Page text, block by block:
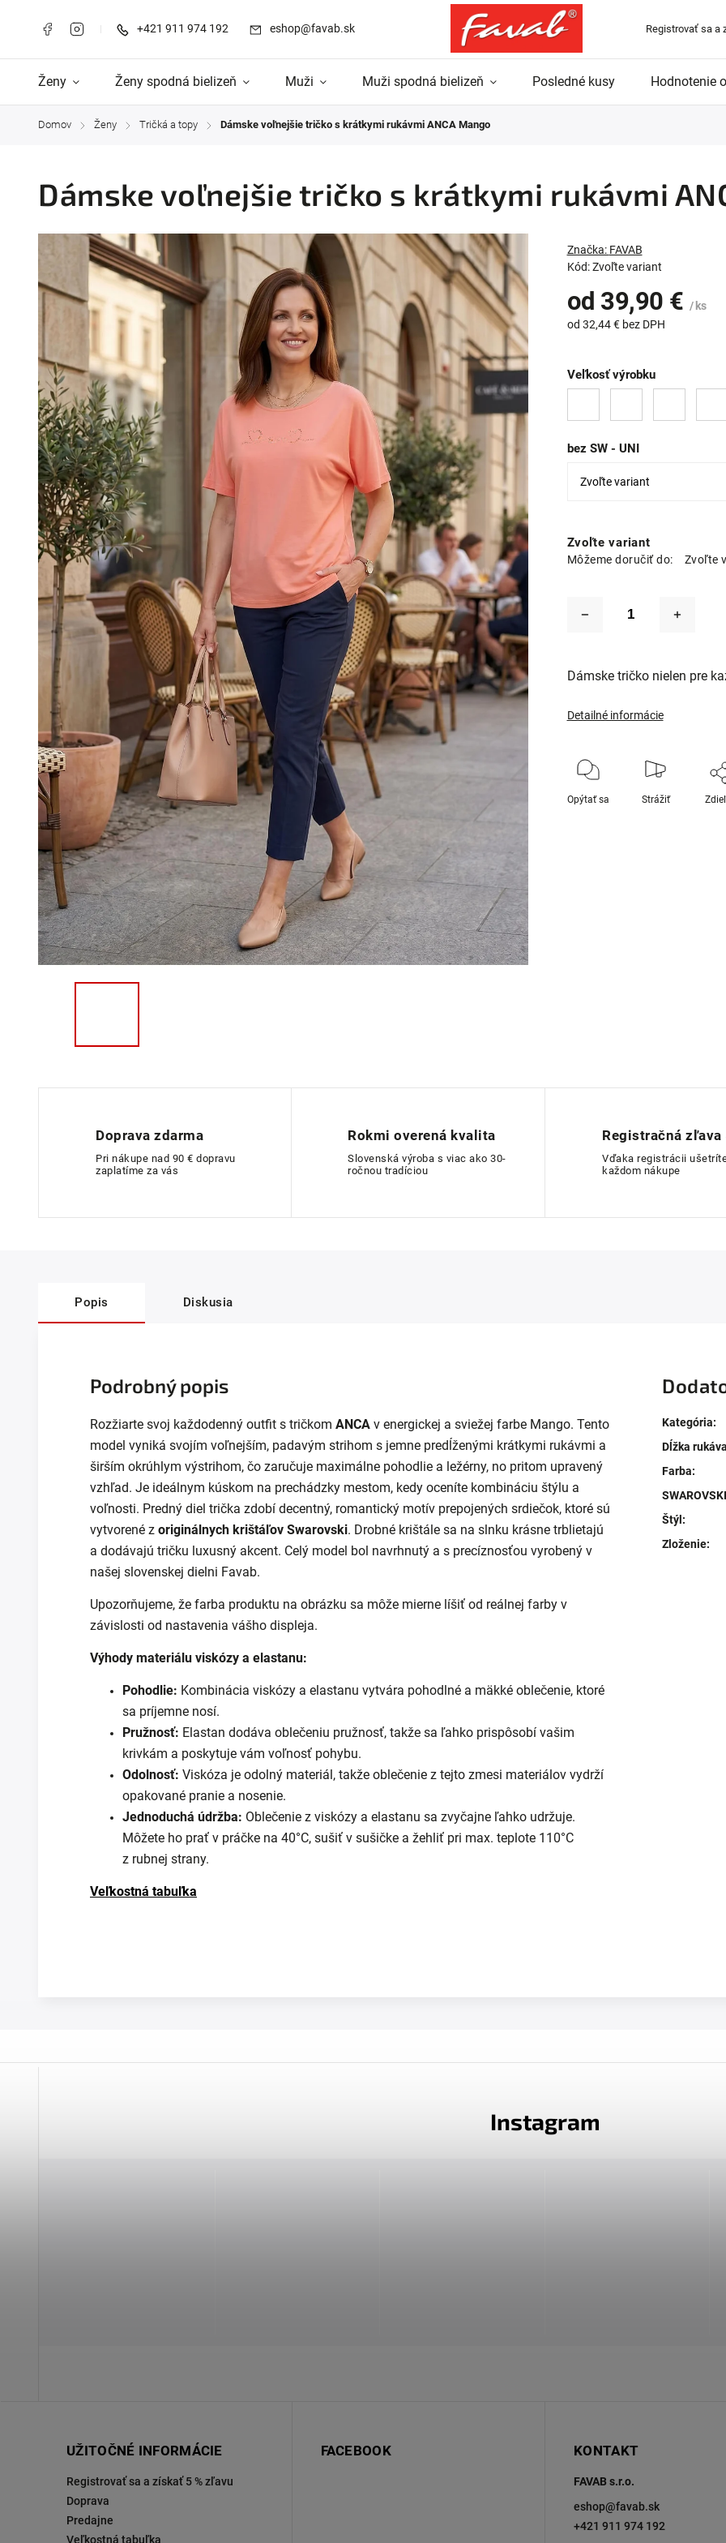
+421 911 974 192 eshop@favab.sk Registrovať sa a
Ženy Ženy spodná bielizeň Muži Muži spodná bielizeň Posledné kusy Hodnotenie
Domov / Ženy / Tričká a topy / Dámske voľnejšie tričko s krátkymi rukávmi ANCA Mango
Dámske voľnejšie tričko s krátkymi rukávmi
Kód: Zvoľte variant
Značka: FAVAB
od 39,90 € / ks
od 32,44 €bez DPH
Zvoľte variant
Môžeme doručiť do: Zvoľte
Veľkosť výrobku
bez SW - UNI
Dámske tričko nielen pre
Detailné informácie
Opýtať sa Strážiť
Doprava zdarma
Pri nákupe nad 90 € dopravu
zaplatíme za vás
Rokmi overená kvalita
Slovenská výroba s viac ako 30-
ročnou tradíciou
Registračná zľava
Vďaka registrácii
každom nákupe
Popis Diskusia
Podrobný popis
Rozžiarte svoj každodenný outfit s tričkom ANCA v energickej a sviežej farbe Mango. Tento
model vyniká svojím voľnejším, padavým strihom s jemne predĺženými krátkymi rukávmi a
širším okrúhlym výstrihom, čo zaručuje maximálne pohodlie a ležérny, no pritom upravený
vzhľad. Je ideálnym kúskom na prechádzky mestom, kedy oceníte kombináciu štýlu a
voľnosti. Predný diel trička zdobí decentný, romantický motív prepojených srdiečok, ktoré sú
vytvorené z originálnych krištáľov Swarovski. Drobné krištále sa na slnku krásne trblietajú
a dodávajú tričku luxusný akcent. Celý model bol navrhnutý a s precíznosťou vyrobený v
našej slovenskej dielni Favab.
Upozorňujeme, že farba produktu na obrázku sa môže mierne líšiť od reálnej farby v
závislosti od nastavenia vášho displeja.
Výhody materiálu viskózy a elastanu:
Pohodlie: Kombinácia viskózy a elastanu vytvára pohodlné a mäkké oblečenie, ktoré
sa príjemne nosí.
Pružnosť: Elastan dodáva oblečeniu pružnosť, takže sa ľahko prispôsobí vašim
krivkám a poskytuje vám voľnosť pohybu.
Odolnosť: Viskóza je odolný materiál, takže oblečenie z tejto zmesi materiálov vydrží
opakované pranie a nosenie.
Jednoduchá údržba: Oblečenie z viskózy a elastanu sa zvyčajne ľahko udržuje.
Môžete ho prať v práčke na 40°C, sušiť v sušičke a žehliť pri max. teplote 110°C
z rubnej strany.
Veľkostná tabuľka
Kategória:
Dĺžka
Farba:
Štýl:
Zloženie:
UŽITOČNÉ INFORMÁCIE
Registrovať sa a získať 5 % zľavu
Doprava
Predajne
Veľkostná tabuľka
FACEBOOK KONTAKT
FAVAB s.r.o.
eshop@favab.sk
+421 911 974 192
Instagram